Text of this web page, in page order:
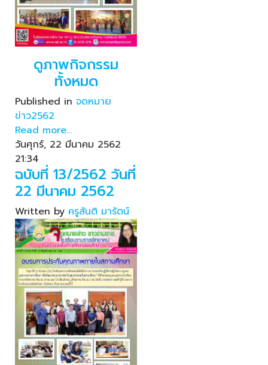
ดูภาพกิจกรรม
ทั้งหมด
Published in จดหมาย
ข่าว2562
Read more...
วันศุกร์, 22 มีนาคม 2562
21:34
ฉบับที่ 13/2562 วันที่
22 มีนาคม 2562
Written by ครูสันติ มารัตน์